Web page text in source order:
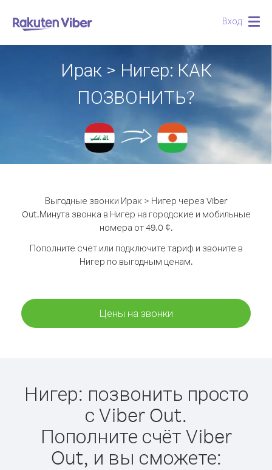
Вход
Ирак > Нигер: КАК
ПОЗВОНИТЬ?
Выгодные звонки Ирак > Нигер через Viber
Out.Минута звонка в Нигер на городские и мобильные
номера от 49.0 ¢.
Пополните счёт или подключите тариф и звоните в
Нигер по выгодным ценам.
Цены на звонки
Нигер: позвонить просто
с Viber Out.
Пополните счёт Viber
Out, и вы сможете: